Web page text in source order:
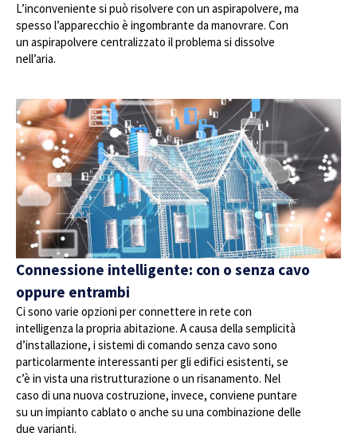
L’inconveniente si può risolvere con un aspirapolvere, ma
spesso l’apparecchio è ingombrante da manovrare. Con
un aspirapolvere centralizzato il problema si dissolve
nell’aria.
Connessione intelligente: con o senza cavo
oppure entrambi
Ci sono varie opzioni per connettere in rete con
intelligenza la propria abitazione. A causa della semplicità
d’installazione, i sistemi di comando senza cavo sono
particolarmente interessanti per gli edifici esistenti, se
c’è in vista una ristrutturazione o un risanamento. Nel
caso di una nuova costruzione, invece, conviene puntare
su un impianto cablato o anche su una combinazione delle
due varianti.